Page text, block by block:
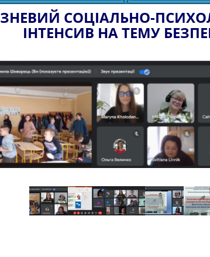
СОЦІАЛЬНО-
ІНТЕНСИВ НА ТЕМУ